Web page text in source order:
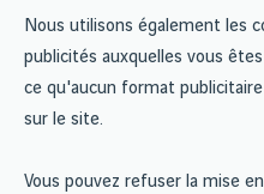
Nous utilisons également les
publicités auxquelles vous
ce qu'aucun format
sur le site.
Vous pouvez refuser la mise